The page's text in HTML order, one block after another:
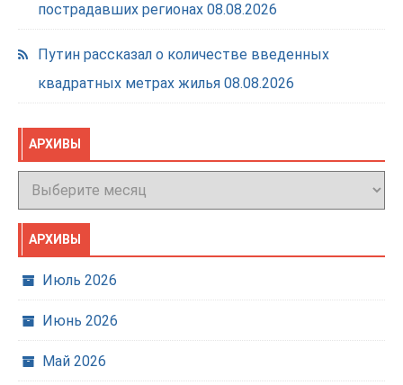
пострадавших регионах 08.08.2026
Путин рассказал о количестве введенных
квадратных метрах жилья 08.08.2026
АРХИВЫ
Архивы
АРХИВЫ
Июль 2026
Июнь 2026
Май 2026